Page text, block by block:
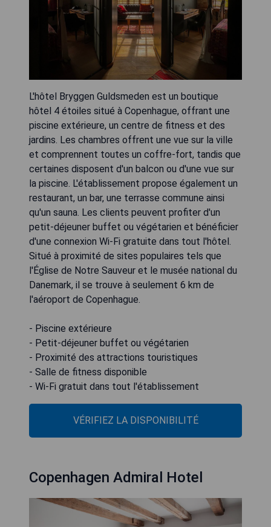
L'hôtel Bryggen Guldsmeden est un boutique
hôtel 4 étoiles situé à Copenhague, offrant une
piscine extérieure, un centre de fitness et des
jardins. Les chambres offrent une vue sur la ville
et comprennent toutes un coffre-fort, tandis que
certaines disposent d'un balcon ou d'une vue sur
la piscine. L'établissement propose également un
restaurant, un bar, une terrasse commune ainsi
qu'un sauna. Les clients peuvent profiter d'un
petit-déjeuner buffet ou végétarien et bénéficier
d'une connexion Wi-Fi gratuite dans tout l'hôtel.
Situé à proximité de sites populaires tels que
l'Église de Notre Sauveur et le musée national du
Danemark, il se trouve à seulement 6 km de
l'aéroport de Copenhague.
- Piscine extérieure
- Petit-déjeuner buffet ou végétarien
- Proximité des attractions touristiques
- Salle de fitness disponible
- Wi-Fi gratuit dans tout l'établissement
VÉRIFIEZ LA DISPONIBILITÉ
Copenhagen Admiral Hotel